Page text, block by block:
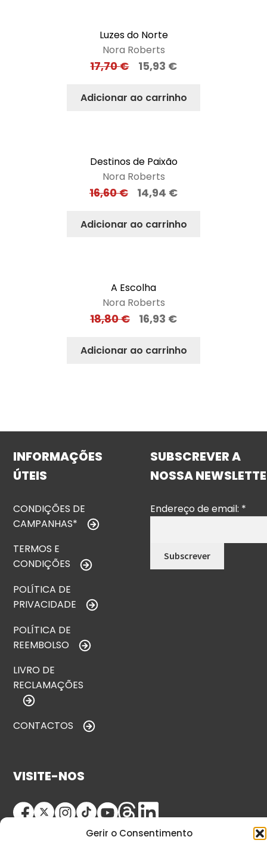
Gerir o Consentimento
Luzes do Norte
Nora Roberts
17,70€ 15,93 €
Adicionar ao carrinho
Destinos de Paixão
Nora Roberts
16,60€ 14,94 €
Adicionar ao carrinho
A Escolha
Nora Roberts
18,80€ 16,93 €
Adicionar ao carrinho
INFORMAÇÕES
ÚTEIS
CONDIÇÕES DE
CAMPANHAS*
TERMOS E
CONDIÇÕES
POLÍTICA DE
PRIVACIDADE
POLÍTICA DE
REEMBOLSO
LIVRO DE
RECLAMAÇÕES
CONTACTOS
SUBSCREVER A
NOSSA
Endereço de email: *
VISITE-NOS